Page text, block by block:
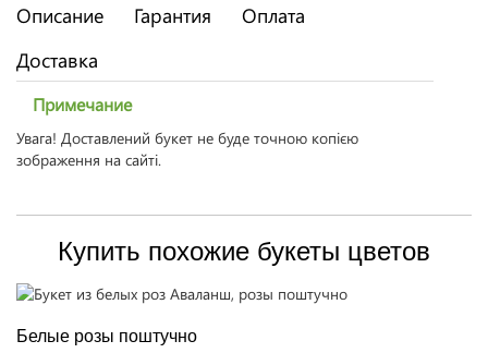
Описание Гарантия
Оплата
Доставка
Примечание
Увага! Доставлений букет не буде точною копією
зображення на сайті.
Купить похожие букеты цветов
Белые розы поштучно